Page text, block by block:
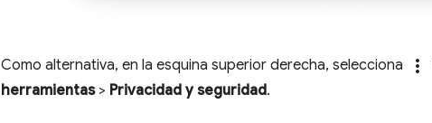
Como alternativa, en la esquina superior derecha, selecciona more_vert
herramientas> Privacidad y seguridad.